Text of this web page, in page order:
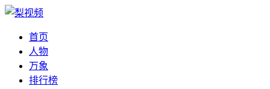
首页
人物
万象
排行榜